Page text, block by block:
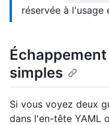
réservée à l'usage
simples
Si vous voyez deux
dans l'en-tête YAML